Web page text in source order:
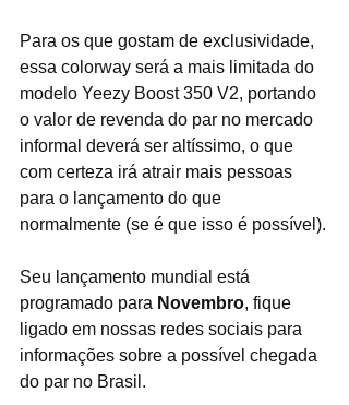
Para os que gostam de exclusividade,
essa colorway será a mais limitada do
modelo Yeezy Boost 350 V2, portando
o valor de revenda do par no mercado
informal deverá ser altíssimo, o que
com certeza irá atrair mais pessoas
para o lançamento do que
normalmente (se é que isso é possível).
Seu lançamento mundial está
programado para Novembro, fique
ligado em nossas redes sociais para
informações sobre a possível chegada
do par no Brasil.